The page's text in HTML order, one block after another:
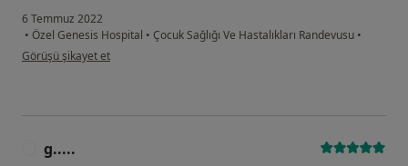
6 Temmuz 2022
• Özel Genesis Hospital • Çocuk Sağlığı Ve Hastalıkları Randevusu •
kullanıcının görüşüne göre Hasta
Görüşü şikayet et
g.....